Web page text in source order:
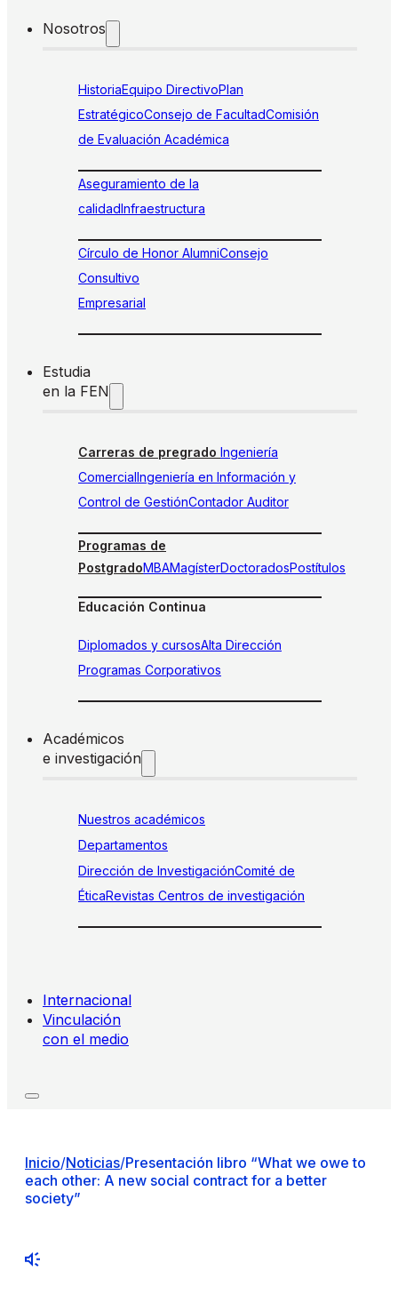
Nosotros
HistoriaEquipo DirectivoPlan
EstratégicoConsejo de FacultadComisión
de Evaluación Académica
Aseguramiento de la
calidadInfraestructura
Círculo de Honor AlumniConsejo
Consultivo
Empresarial
Estudia
en la FEN
Carreras de pregrado Ingeniería
ComercialIngeniería en Información y
Control de GestiónContador Auditor
Programas de
PostgradoMBAMagísterDoctoradosPostítulos
Educación Continua
Diplomados y cursosAlta Dirección
Programas Corporativos
Académicos
e investigación
Nuestros académicos
Departamentos
Dirección de InvestigaciónComité de
ÉticaRevistas Centros de investigación
Internacional
Vinculación
con el medio
Inicio/Noticias/Presentación libro “What we owe to
each other: A new social contract for a better
society”